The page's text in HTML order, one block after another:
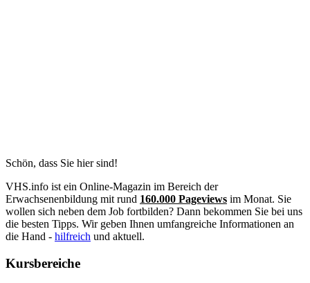
Schön, dass Sie hier sind!
VHS.info ist ein Online-Magazin im Bereich der
Erwachsenenbildung mit rund 160.000 Pageviews im Monat. Sie
wollen sich neben dem Job fortbilden? Dann bekommen Sie bei uns
die besten Tipps. Wir geben Ihnen umfangreiche Informationen an
die Hand - hilfreich und aktuell.
Kursbereiche